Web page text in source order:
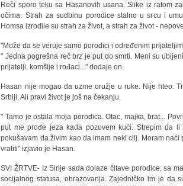
Reči sporo teku sa Hasanovih usana. Slike iz ratom
očima. Strah za sudbinu porodice stalno u srcu i
Homsa izrodile su strah za život, a strah za život -
"Može da se veruje samo porodici i određenim
" Jedna pogrešna reč brz je put do smrti. Meni su
prijatelji, komšije i rođaci..." dodaje on.
Hasan nije mogao da uzme oružje u ruke. Nije hteo.
Srbiji. Ali pravi život je još na čekanju.
" Tamo je ostala moja porodica. Otac, majka, brat...
put me prođe jeza kada pozovem kući. Strepim da
pokušavam da živim kao da imam neki cilj. Moram
vratiti" izjavio je Hasan.
SVI ŽRTVE- Iz Sirije sada dolaze čitave porodice, sa
socijalnog statusa, obrazovanja. Zajedničko im je da